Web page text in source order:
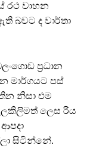
රථ වාහන
බවට ද වාර්තා
ප්‍රධාන
මාර්ගයට පස්
නිසා එම
ලෙස රිය
සිටින්නේ.